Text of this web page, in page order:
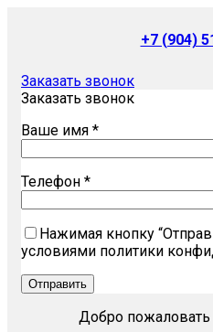
+7 (904)
Заказать звонок
Заказать звонок
Ваше имя *
Телефон *
Нажимая кнопку
условиями политики
Добро